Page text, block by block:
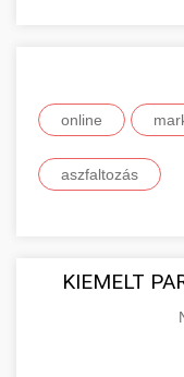
online
aszfaltozás
KIEMELT